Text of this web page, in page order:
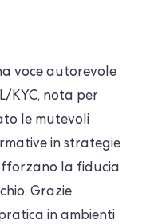
voce autorevole
KYC, nota per
le mutevoli
in strategie
la fiducia
Grazie
in ambienti